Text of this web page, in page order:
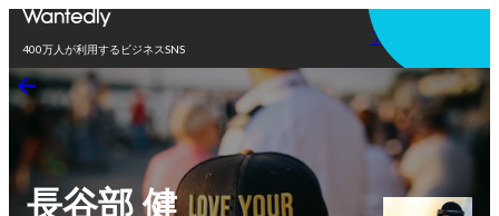
400万人が利用するビジネスSNS
アプリを使う
長谷部 健